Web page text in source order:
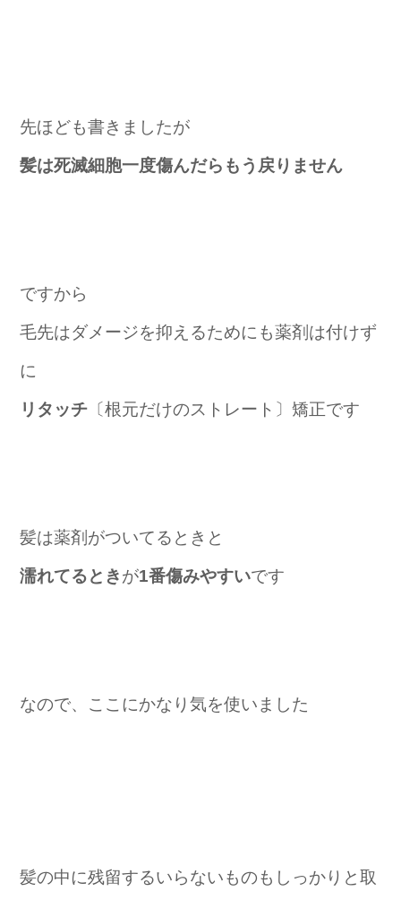
先ほども書きましたが
髪は死滅細胞一度傷んだらもう戻りません
ですから
毛先はダメージを抑えるためにも薬剤は付けず
に
リタッチ 〔根元だけのストレート〕矯正です
髪は薬剤がついてるときと
濡れてるときが1番傷みやすいです
なので、ここにかなり気を使いました
髪の中に残留するいらないものもしっかりと取